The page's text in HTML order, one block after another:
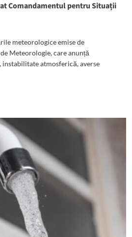
Comandamentul pentru Situații
meteorologice emise de
Meteorologie, care anunță
atmosferică, averse